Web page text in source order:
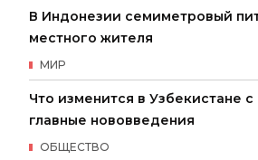
В Индонезии семиметровый
местного жителя
МИР
Что изменится в Узбекистане с
главные нововведения
ОБЩЕСТВО